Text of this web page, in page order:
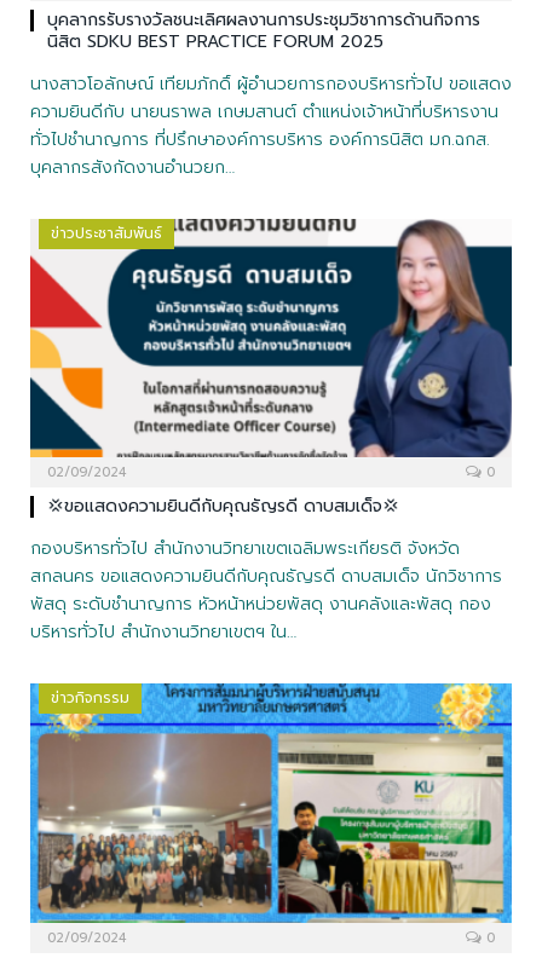
บุคลากรรับรางวัลชนะเลิศผลงานการประชุมวิชาการด้านกิจการ
นิสิต SDKU BEST PRACTICE FORUM 2025
นางสาวโอลักษณ์ เทียมภักดิ์ ผู้อำนวยการกองบริหารทั่วไป ขอแสดง
ความยินดีกับ นายนราพล เกษมสานต์ ตำแหน่งเจ้าหน้าที่บริหารงาน
ทั่วไปชำนาญการ ที่ปรึกษาองค์การบริหาร องค์การนิสิต มก.ฉกส.
บุคลากรสังกัดงานอำนวยก…
ข่าวประชาสัมพันธ์
02/09/2024 0
💢ขอแสดงความยินดีกับคุณธัญรดี ดาบสมเด็จ💢
กองบริหารทั่วไป สำนักงานวิทยาเขตเฉลิมพระเกียรติ จังหวัด
สกลนคร ขอแสดงความยินดีกับคุณธัญรดี ดาบสมเด็จ นักวิชาการ
พัสดุ ระดับชำนาญการ หัวหน้าหน่วยพัสดุ งานคลังและพัสดุ กอง
บริหารทั่วไป สำนักงานวิทยาเขตฯ ใน…
ข่าวกิจกรรม
02/09/2024 0